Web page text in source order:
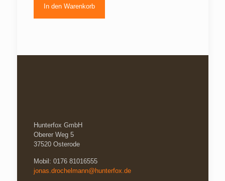
In den Warenkorb
Hunterfox GmbH
Oberer Weg 5
37520 Osterode
Mobil: 0176 81016555
jonas.drochelmann@hunterfox.de